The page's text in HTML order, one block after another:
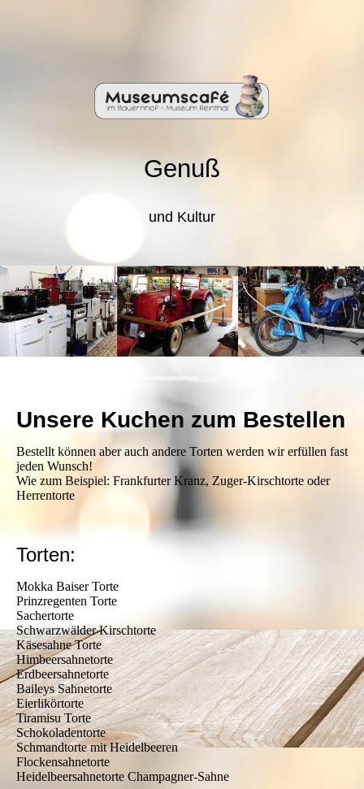
Genuß
und Kultur
Unsere Kuchen zum Bestellen
Bestellt können aber auch andere Torten werden wir erfüllen fast
jeden Wunsch!
Wie zum Beispiel: Frankfurter Kranz, Zuger-Kirschtorte oder
Herrentorte
Torten:
Mokka Baiser Torte
Prinzregenten Torte
Sachertorte
Schwarzwälder Kirschtorte
Käsesahne Torte
Himbeersahnetorte
Erdbeersahnetorte
Baileys Sahnetorte
Eierlikörtorte
Tiramisu Torte
Schokoladentorte
Schmandtorte mit Heidelbeeren
Flockensahnetorte
Heidelbeersahnetorte Champagner-Sahne